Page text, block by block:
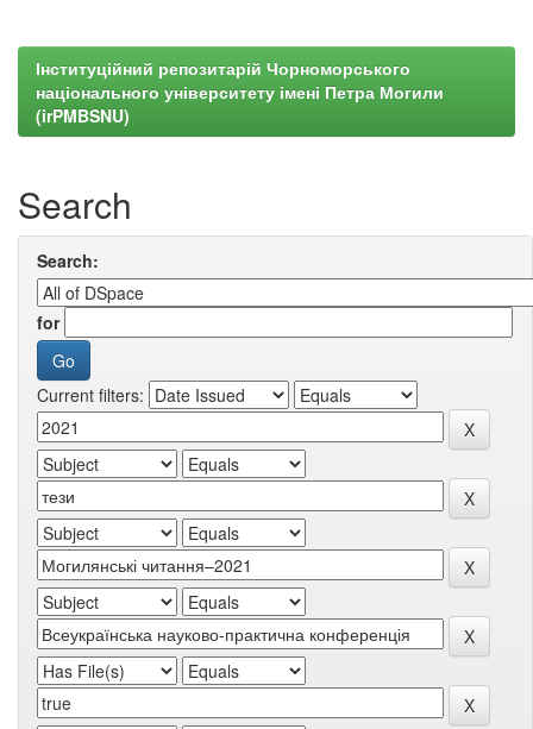
Інституційний репозитарій Чорноморського
національного університету імені Петра Могили
(irPMBSNU)
Search
Search:
for
Current filters: